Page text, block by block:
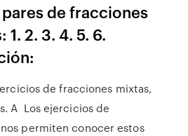
de fracciones
2. 3. 4. 5. 6.
de fracciones mixtas,
A Los ejercicios de
permiten conocer estos